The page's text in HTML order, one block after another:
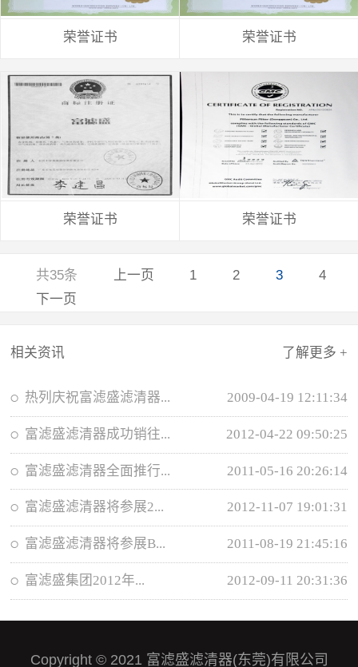
荣誉证书 荣誉证书
荣誉证书 荣誉证书
共35条 上一页 1 2 3
4
下一页
相关资讯 了解更多 +
热列庆祝富滤盛滤清器... 2009-04-19 12:11:34
富滤盛滤清器成功销往... 2012-04-22 09:50:25
富滤盛滤清器全面推行... 2011-05-16 20:26:14
富滤盛滤清器将参展2... 2012-11-07 19:01:31
富滤盛滤清器将参展B... 2011-08-19 21:45:16
富滤盛集团2012年... 2012-09-11 20:31:36
Copyright © 2021 富滤盛滤清器(东莞)有限公司